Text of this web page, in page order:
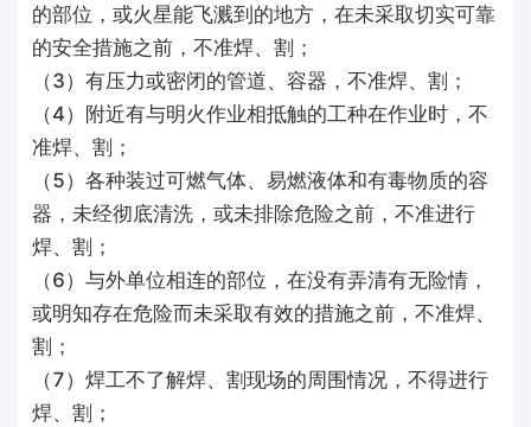
的部位，或火星能飞溅到的地方，在未采取切实可靠
的安全措施之前，不准焊、割；
（3）有压力或密闭的管道、容器，不准焊、割；
（4）附近有与明火作业相抵触的工种在作业时，不
准焊、割；
（5）各种装过可燃气体、易燃液体和有毒物质的容
器，未经彻底清洗，或未排除危险之前，不准进行
焊、割；
（6）与外单位相连的部位，在没有弄清有无险情，
或明知存在危险而未采取有效的措施之前，不准焊、
割；
（7）焊工不了解焊、割现场的周围情况，不得进行
焊、割；